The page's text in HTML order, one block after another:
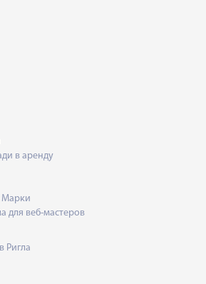
в аренду
Марки
для веб-мастеров
Ригла